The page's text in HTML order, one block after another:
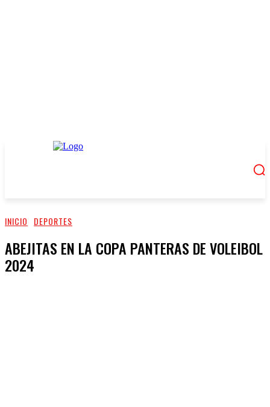
INICIO DEPORTES
ABEJITAS EN LA COPA PANTERAS DE VOLEIBOL
2024